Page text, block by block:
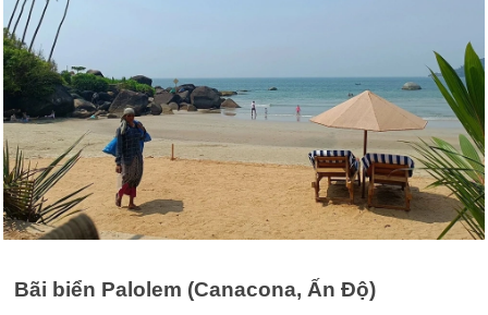
Bãi biển Palolem (Canacona, Ấn Độ)